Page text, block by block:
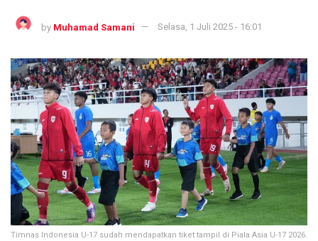
by Muhamad Samani Selasa, 1 Juli 2025 - 16:01
Timnas Indonesia U-17 sudah mendapatkan tiket tampil di Piala Asia U-17 2026.